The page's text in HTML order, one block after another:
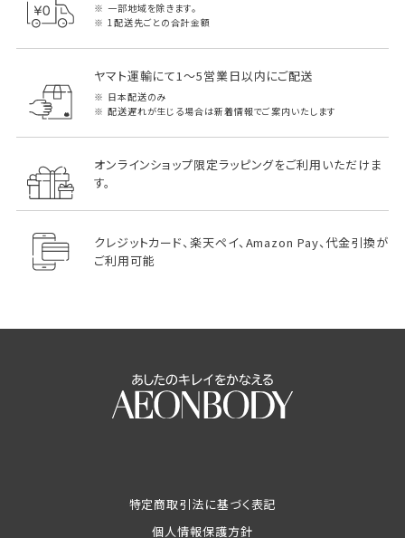
一部地域を除きます。
1配送先ごとの合計金額
ヤマト運輸にて1～5営業日以内にご配送
日本配送のみ
配送遅れが生じる場合は新着情報でご案内いたします
オンラインショップ限定ラッピングをご利用いただけま
す。
クレジットカード、楽天ペイ、Amazon Pay、代金引換が
ご利用可能
特定商取引法に基づく表記
個人情報保護方針